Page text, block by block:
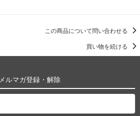
この商品について問い合わせる
買い物を続ける
メルマガ登録・解除